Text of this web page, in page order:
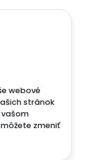
webové
stránok
zmeniť